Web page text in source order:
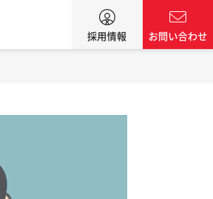
採用情報 お問い合わせ